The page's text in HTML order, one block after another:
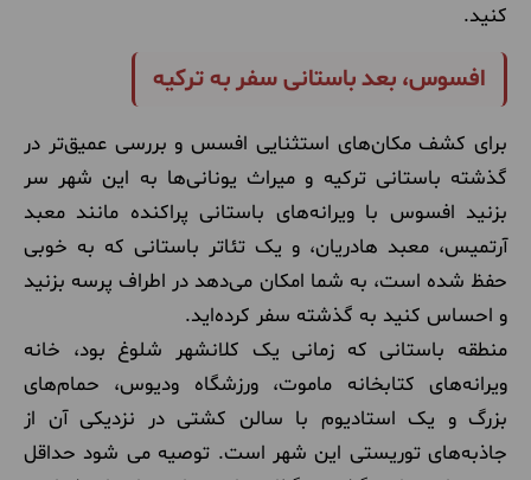
کنید.
افسوس، بعد باستانی سفر به ترکیه
برای کشف مکان‌های استثنایی افسس و بررسی عمیق‌تر در
گذشته باستانی ترکیه و میراث یونانی‌ها به این شهر سر
بزنید افسوس با ویرانه‌های باستانی پراکنده مانند معبد
آرتمیس، معبد هادریان، و یک تئاتر باستانی که به خوبی
حفظ شده است، به شما امکان می‌دهد در اطراف پرسه بزنید
و احساس کنید به گذشته سفر کرده‌اید.
منطقه باستانی که زمانی یک کلانشهر شلوغ بود، خانه
ویرانه‌های کتابخانه ماموت، ورزشگاه ودیوس، حمام‌های
بزرگ و یک استادیوم با سالن کشتی در نزدیکی آن از
جاذبه‌های توریستی این شهر است. توصیه می شود حداقل